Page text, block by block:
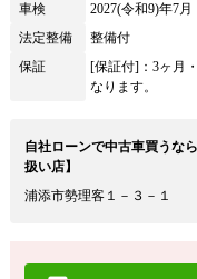
車検
2027(令和9)年7月
法定整備
整備付
保証
[保証付]：3ヶ月
なります。
自社ローンで中古車買う
扱い店】
浦添市勢理客１－３－１